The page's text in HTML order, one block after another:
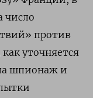
число
против
уточняется
шпионаж и